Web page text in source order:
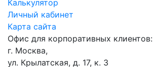
Калькулятор
Личный кабинет
Карта сайта
Офис для корпоративных клиентов:
г. Москва,
ул. Крылатская, д. 17, к. 3